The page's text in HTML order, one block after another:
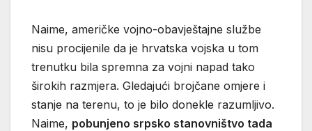
Naime, američke vojno-obavještajne službe
nisu procijenile da je hrvatska vojska u tom
trenutku bila spremna za vojni napad tako
širokih razmjera. Gledajući brojčane omjere i
stanje na terenu, to je bilo donekle razumljivo.
Naime, pobunjeno srpsko stanovništvo tada